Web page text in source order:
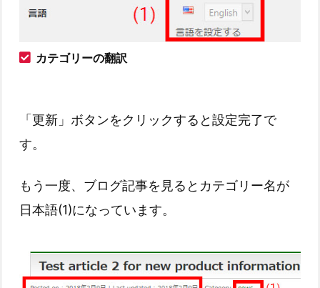
カテゴリーの翻訳
「更新」ボタンをクリックすると設定完了で
す。
もう一度、ブログ記事を見るとカテゴリー名が
日本語(1)になっています。